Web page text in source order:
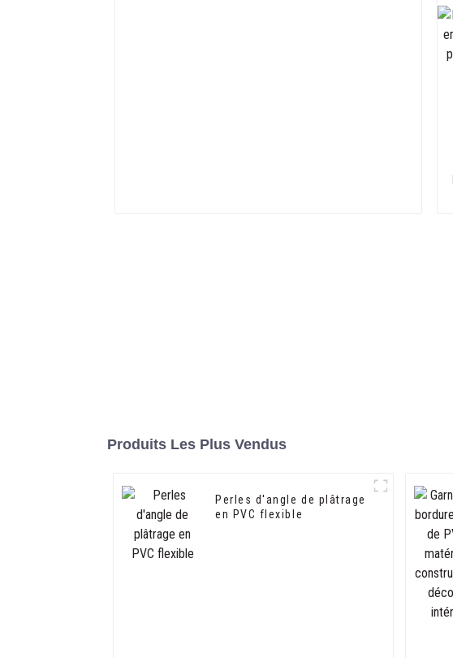
Produits Les Plus Vendus
Perles d'angle de plâtrage
en PVC flexible